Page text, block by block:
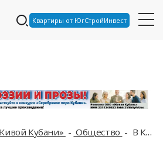
Квартиры от ЮгСтройИнвест
Кубани» Общество В Краснодаре приезжих из Таджикистана и Узбекистана отправили в военкомат